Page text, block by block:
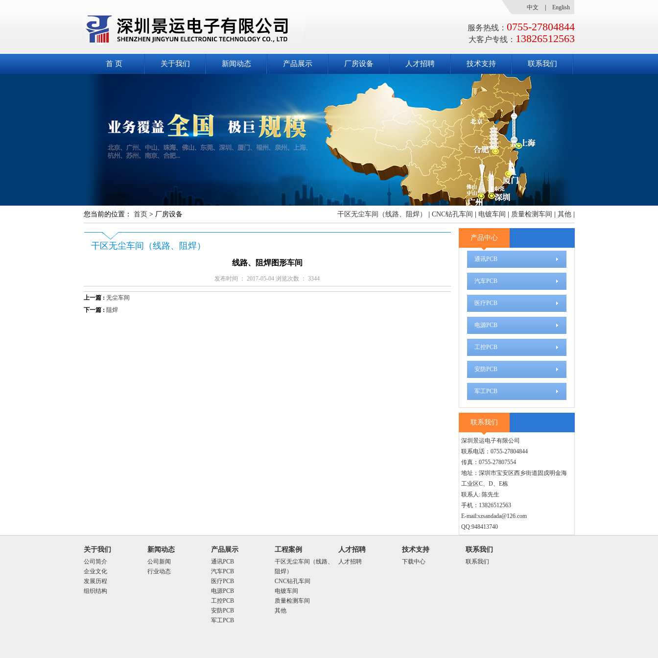
中文 English
服务热线： 0755-27804844
大客户专线： 13826512563
首 页 关于我们 新闻动态 产品展示 厂房设备 人才招聘 技术支持 联系我们
您当前的位置： 首页 > 厂房设备 干区无尘车间（线路、阻焊） CNC钻孔车间 电镀车间 质量检测车间 其他|
干区无尘车间（线路、阻焊）
线路、阻焊图形车间
发布时间 ： 2017-05-04 浏览次数 ： 3344
上一篇 : 无尘车间
下一篇 : 阻焊
产品中心
通讯PCB
汽车PCB
医疗PCB
电源PCB
工控PCB
安防PCB
军工PCB
联系我们
深圳景运电子有限公司
联系电话：0755-27804844
传真：0755-27807554
地址：深圳市宝安区西乡街道固戍明金海
工业区C、D、E栋
联系人: 陈先生
手机：13826512563
E-mail:szsandada@126.com
QQ:948413740
关于我们
公司简介
企业文化
发展历程
组织结构
新闻动态
公司新闻
行业动态
产品展示
通讯PCB
汽车PCB
医疗PCB
电源PCB
工控PCB
安防PCB
军工PCB
工程案例
干区无尘车间（线路、
阻焊）
CNC钻孔车间
电镀车间
质量检测车间
其他
人才招聘
人才招聘
技术支持
下载中心
联系我们
联系我们